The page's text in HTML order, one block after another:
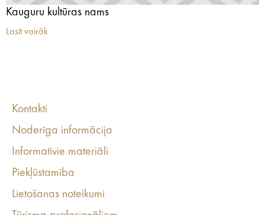
Kauguru kultūras nams
Lasīt vairāk
Kontakti
Noderīga informācija
Informatīvie materiāli
Piekļūstamība
Lietošanas noteikumi